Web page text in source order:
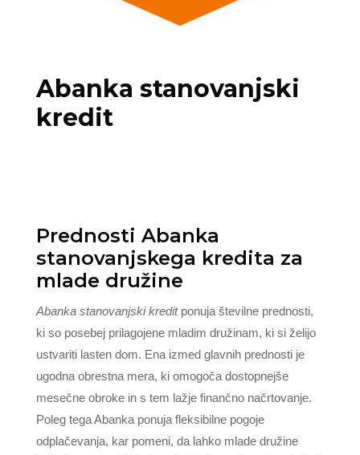
Abanka stanovanjski
kredit
Prednosti Abanka
stanovanjskega kredita za
mlade družine
Abanka stanovanjski kreditponuja številne prednosti,
ki so posebej prilagojene mladim družinam, ki si želijo
ustvariti lasten dom. Ena izmed glavnih prednosti je
ugodna obrestna mera, ki omogoča dostopnejše
mesečne obroke in s tem lažje finančno načrtovanje.
Poleg tega Abanka ponuja fleksibilne pogoje
odplačevanja, kar pomeni, da lahko mlade družine